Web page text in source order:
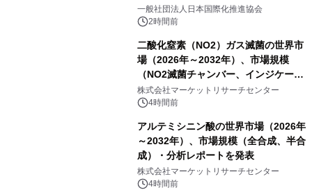
一般社団法人日本国際化推進協会
2時間前
二酸化窒素（NO2）ガス滅菌の世界市
場（2026年～2032年）、市場規模
（NO2滅菌チャンバー、インジケータ
ーおよびモニタリングシステム、その
他）・分析レポートを発表
株式会社マーケットリサーチセンター
4時間前
アルテミシニン酸の世界市場（2026年
～2032年）、市場規模（全合成、半合
成）・分析レポートを発表
株式会社マーケットリサーチセンター
4時間前